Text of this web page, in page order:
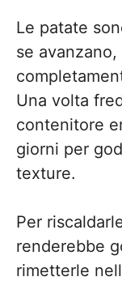
Le patate
se
Una volta
contenitore
giorni per
texture.
Per
renderebbe
rimetterle